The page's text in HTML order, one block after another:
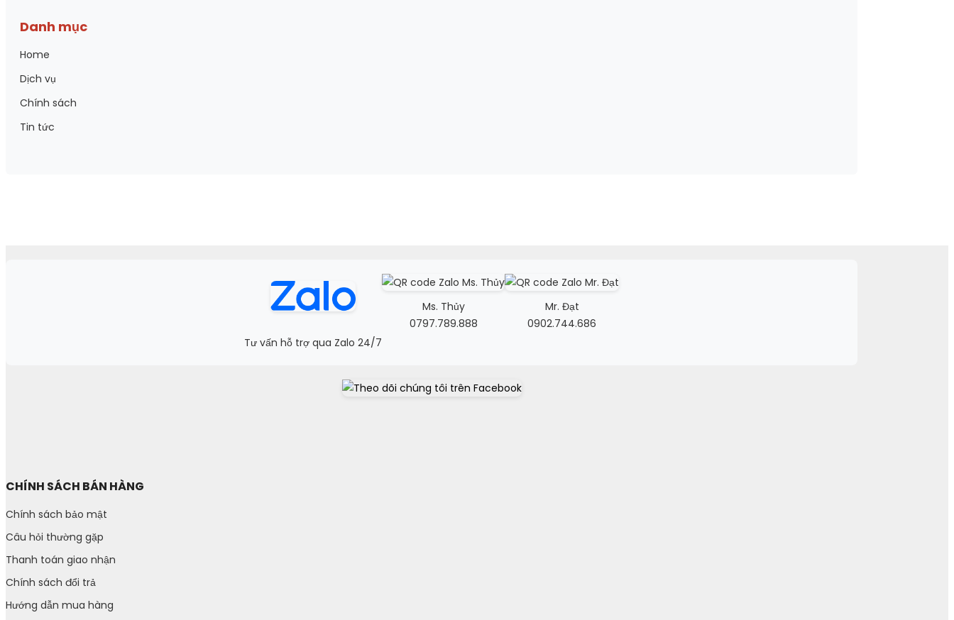
Danh mục
Home
Dịch vụ
Chính sách
Tin tức
Tư vấn hỗ trợ qua Zalo 24/7
Ms. Thủy
0797.789.888
Mr. Đạt
0902.744.686
CHÍNH SÁCH BÁN HÀNG
Chính sách bảo mật
Câu hỏi thường gặp
Thanh toán giao nhận
Chính sách đổi trả
Hướng dẫn mua hàng